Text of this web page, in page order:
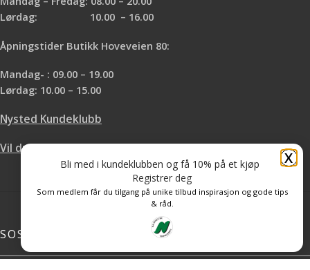
Lørdag: 10.00 – 16.00
Åpningstider Butikk Hoveveien 80:
Mandag- : 09.00 – 19.00
Lørdag: 10.00 – 15.00
Nysted Kundeklubb
Vil du leie hos oss?
SOSIALE MEDIER
X
Bli med i kundeklubben og få 10% på et kjøp
Registrer deg
Som medlem får du tilgang på unike tilbud inspirasjon og gode tips
& råd.